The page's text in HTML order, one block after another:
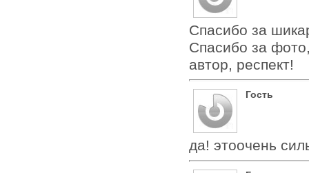
Спасибо за
Спасибо за
автор, респект!
Гость
да! этоочень